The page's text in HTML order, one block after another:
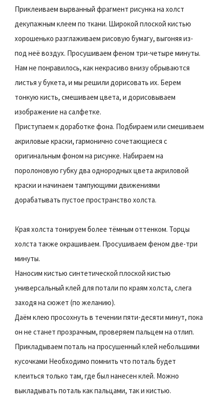
Приклеиваем вырванный фрагмент рисунка на холст
декупажным клеем по ткани. Широкой плоской кистью
хорошенько разглаживаем рисовую бумагу, выгоняя из-
под неё воздух. Просушиваем феном три-четыре минуты.
Нам не понравилось, как некрасиво внизу обрываются
листья у букета, и мы решили дорисовать их. Берем
тонкую кисть, смешиваем цвета, и дорисовываем
изображение на салфетке.
Приступаем к доработке фона. Подбираем или смешиваем
акриловые краски, гармонично сочетающиеся с
оригинальным фоном на рисунке. Набираем на
поролоновую губку два однородных цвета акриловой
краски и начинаем тампующими движениями
дорабатывать пустое пространство холста.
Края холста тонируем более тёмным оттенком. Торцы
холста также окрашиваем. Просушиваем феном две-три
минуты.
Наносим кистью синтетической плоской кистью
универсальный клей для потали по краям холста, слега
заходя на сюжет (по желанию).
Даём клею просохнуть в течении пяти-десяти минут, пока
он не станет прозрачным, проверяем пальцем на отлип.
Прикладываем поталь на просушенный клей небольшими
кусочками Необходимо помнить что поталь будет
клеиться только там, где был нанесен клей. Можно
выкладывать поталь как пальцами, так и кистью.